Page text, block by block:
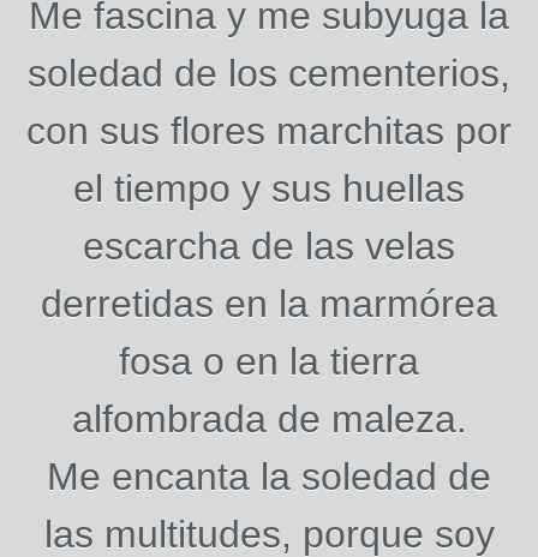
Me fascina y me subyuga la
soledad de los cementerios,
con sus flores marchitas por
el tiempo y sus huellas
escarcha de las velas
derretidas en la marmórea
fosa o en la tierra
alfombrada de maleza.
Me encanta la soledad de
las multitudes, porque soy